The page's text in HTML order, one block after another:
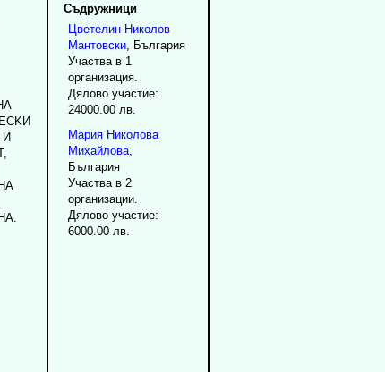
И
Съдружници
Цветелин Николов
Мантовски, България
Участва в 1
организация.
Дялово участие:
24000.00 лв.
Мария Николова
Михайлова,
България
Участва в 2
организации.
Дялово участие:
6000.00 лв.